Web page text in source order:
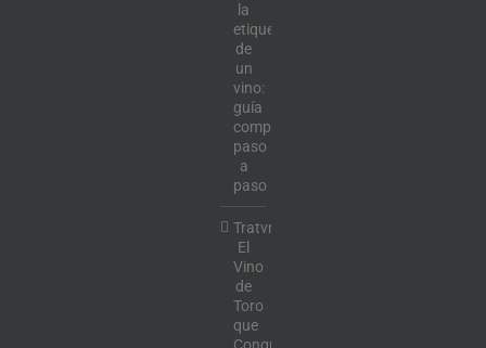
la
etiqueta
de
un
vino:
guía
completa
paso
a
paso
Tratvm:
El
Vino
de
Toro
que